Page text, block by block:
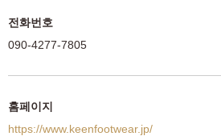
전화번호
090-4277-7805
홈페이지
https://www.keenfootwear.jp/